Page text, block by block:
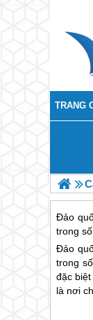
TRANG
Đảo
trong
Đảo
trong
đặc
là nơi